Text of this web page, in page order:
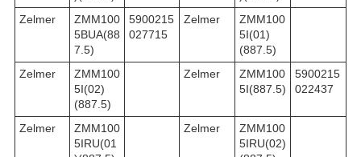
Zelmer
ZMM100
5BUA(88
7.5)
5900215
027715
Zelmer
ZMM100
5I(01)
(887.5)
Zelmer
ZMM100
5I(02)
(887.5)
Zelmer
ZMM100
5I(887.5)
5900215
022437
Zelmer
ZMM100
5IRU(01
Zelmer
ZMM100
5IRU(02)